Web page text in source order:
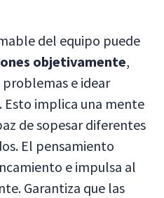
del equipo puede
objetivamente,
e idear
Esto implica una mente
de sopesar diferentes
El pensamiento
e impulsa al
Garantiza que las